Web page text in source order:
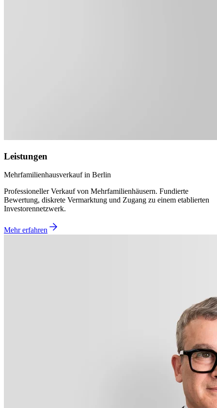
Leistungen
Mehrfamilienhausverkauf in Berlin
Professioneller Verkauf von Mehrfamilienhäusern. Fundierte
Bewertung, diskrete Vermarktung und Zugang zu einem etablierten
Investorennetzwerk.
Mehr erfahren